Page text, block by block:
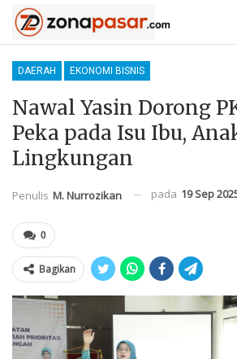
DAERAH EKONOMI BISNIS
Nawal Yasin Dorong
Peka pada Isu Ibu,
Lingkungan
Penulis M. Nurrozikan pada 19 Sep
0
Bagikan